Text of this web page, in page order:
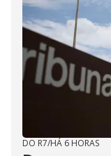
DO R7/HÁ 6 HORAS